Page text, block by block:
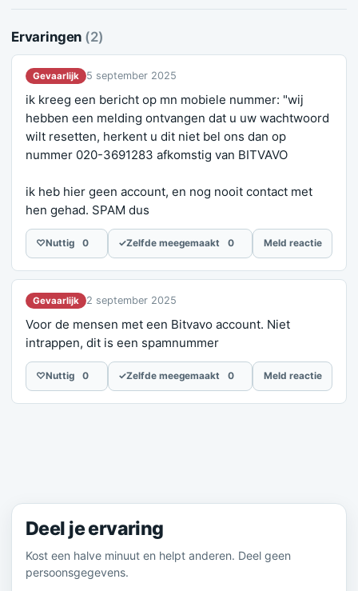
Ervaringen (2)
Gevaarlijk 5 september 2025
ik kreeg een bericht op mn mobiele nummer: "wij
hebben een melding ontvangen dat u uw wachtwoord
wilt resetten, herkent u dit niet bel ons dan op
nummer 020-3691283 afkomstig van BITVAVO
ik heb hier geen account, en nog nooit contact met
hen gehad. SPAM dus
♡Nuttig 0 ✓Zelfde meegemaakt 0 Meld reactie
Gevaarlijk 2 september 2025
Voor de mensen met een Bitvavo account. Niet
intrappen, dit is een spamnummer
♡Nuttig 0 ✓Zelfde meegemaakt 0 Meld reactie
Deel je ervaring
Kost een halve minuut en helpt anderen. Deel geen
persoonsgegevens.